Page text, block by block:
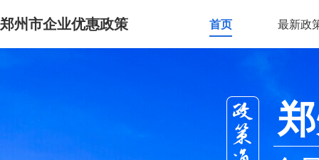
郑州市企业优惠政策 首页 最新政